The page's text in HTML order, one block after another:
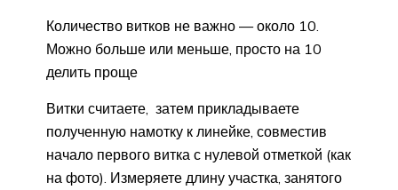
Количество витков не важно — около 10.
Можно больше или меньше, просто на 10
делить проще
Витки считаете, затем прикладываете
полученную намотку к линейке, совместив
начало первого витка с нулевой отметкой (как
на фото). Измеряете длину участка, занятого